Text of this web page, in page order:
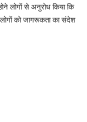
लोगों से अनुरोध किया कि
को जागरूकता का संदेश